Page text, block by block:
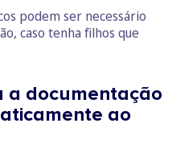
podem ser necessário
caso tenha filhos que
a documentação
ao